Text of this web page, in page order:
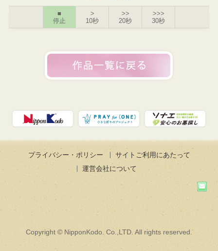
■
停止
>
10秒
>>
20秒
>>>
30秒
プライバシー・ポリシー
サイトご利用にあたって
運営会社について
Copyright © NipponKodo. Co.,LTD. All rights reserved.